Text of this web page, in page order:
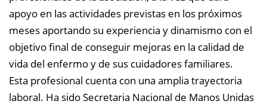
apoyo en las actividades previstas en los próximos
meses aportando su experiencia y dinamismo con el
objetivo final de conseguir mejoras en la calidad de
vida del enfermo y de sus cuidadores familiares.
Esta profesional cuenta con una amplia trayectoria
laboral. Ha sido Secretaria Nacional de Manos Unidas